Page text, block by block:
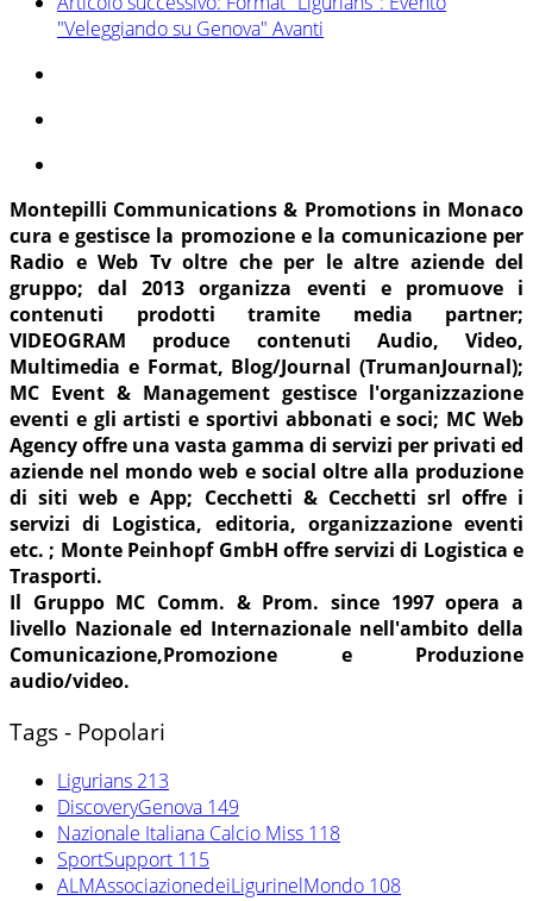
"Veleggiando su Genova" Avanti
Montepilli Communications & Promotions in Monaco
cura e gestisce la promozione e la comunicazione per
Radio e Web Tv oltre che per le altre aziende del
gruppo; dal 2013 organizza eventi e promuove i
contenuti prodotti tramite media partner;
VIDEOGRAM produce contenuti Audio, Video,
Multimedia e Format, Blog/Journal (TrumanJournal);
MC Event & Management gestisce l'organizzazione
eventi e gli artisti e sportivi abbonati e soci; MC Web
Agency offre una vasta gamma di servizi per privati ed
aziende nel mondo web e social oltre alla produzione
di siti web e App; Cecchetti & Cecchetti srl offre i
servizi di Logistica, editoria, organizzazione eventi
etc. ; Monte Peinhopf GmbH offre servizi di Logistica e
Trasporti.
Il Gruppo MC Comm. & Prom. since 1997 opera a
livello Nazionale ed Internazionale nell'ambito della
Comunicazione,Promozione e Produzione
audio/video.
Tags - Popolari
Ligurians 213
DiscoveryGenova 149
Nazionale Italiana Calcio Miss 118
SportSupport 115
ALMAssociazionedeiLigurinelMondo 108